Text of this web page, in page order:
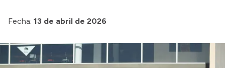
Fecha: 13 de abril de 2026